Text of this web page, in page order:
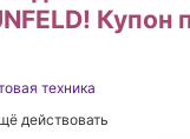
Купон
техника
действовать